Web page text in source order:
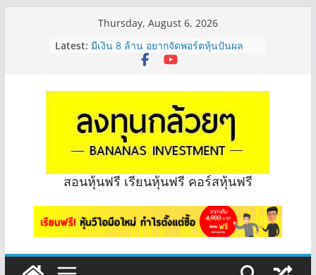
Thursday, August 6, 2026
Latest: มีเงิน 8 ล้าน อยากจัดพอร์ตหุ้นปันผล
ระยะยาว อุตสาหกรรมไหนดี? | Q&A
หุ้นซอสภูเขาทอง Sauce เหมาะถือเป็น
หุ้นปันผลไหม? | Q&A กล้วยๆ EP.1166
OSP vs CBG vs ICHI ควร DCA ตัวไหน
ดี? | Q&A กล้วยๆ EP.1165
รีวิวงบกลุ่ม Bank หุ้นไหนเหมาะถือเอา
“ปันผล” | EP.175
จะเลือกหุ้นแต่ละตัว ต้องดู Short –
Long ของหุ้นตัวนั้นๆไหมคะ? | Q&A
สอนหุ้นฟรี เรียนหุ้นฟรี คอร์สหุ้นฟรี